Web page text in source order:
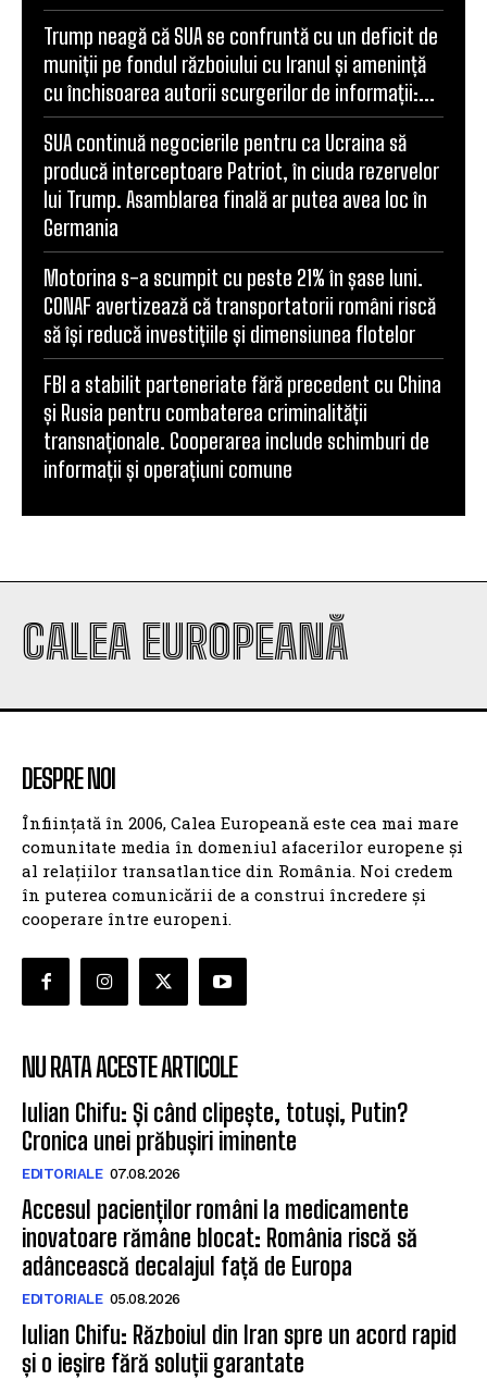
Trump neagă că SUA se confruntă cu un deficit de
muniții pe fondul războiului cu Iranul și amenință
cu închisoarea autorii scurgerilor de informații:...
SUA continuă negocierile pentru ca Ucraina să
producă interceptoare Patriot, în ciuda rezervelor
lui Trump. Asamblarea finală ar putea avea loc în
Germania
Motorina s-a scumpit cu peste 21% în șase luni.
CONAF avertizează că transportatorii români riscă
să își reducă investițiile și dimensiunea flotelor
FBI a stabilit parteneriate fără precedent cu China
și Rusia pentru combaterea criminalității
transnaționale. Cooperarea include schimburi de
informații și operațiuni comune
CALEA EUROPEANĂ
DESPRE NOI
Înființată în 2006, Calea Europeană este cea mai mare
comunitate media în domeniul afacerilor europene și
al relațiilor transatlantice din România. Noi credem
în puterea comunicării de a construi încredere și
cooperare între europeni.
NU RATA ACESTE ARTICOLE
Iulian Chifu: Și când clipește, totuși, Putin?
Cronica unei prăbușiri iminente
EDITORIALE 07.08.2026
Accesul pacienților români la medicamente
inovatoare rămâne blocat: România riscă să
adâncească decalajul față de Europa
EDITORIALE 05.08.2026
Iulian Chifu: Războiul din Iran spre un acord rapid
și o ieșire fără soluții garantate